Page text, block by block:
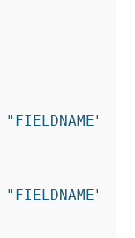
"FIELDNAME"
"FIELDNAME"